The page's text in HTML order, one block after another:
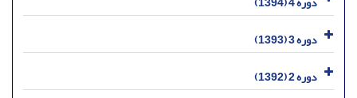
دوره 3 (1393)
دوره 2 (1392)